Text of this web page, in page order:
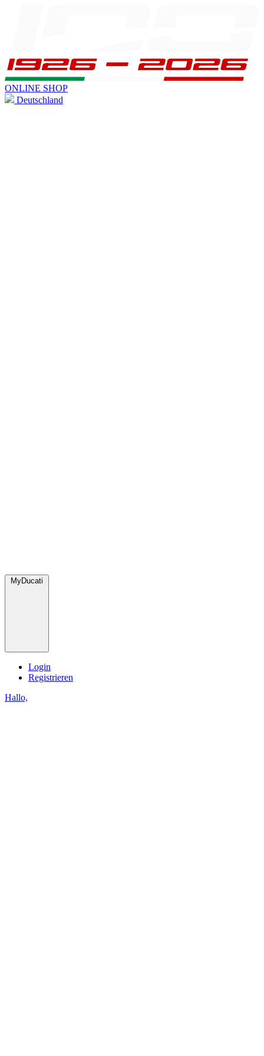
ONLINE SHOP
Deutschland
MyDucati
Login
Registrieren
Hallo,